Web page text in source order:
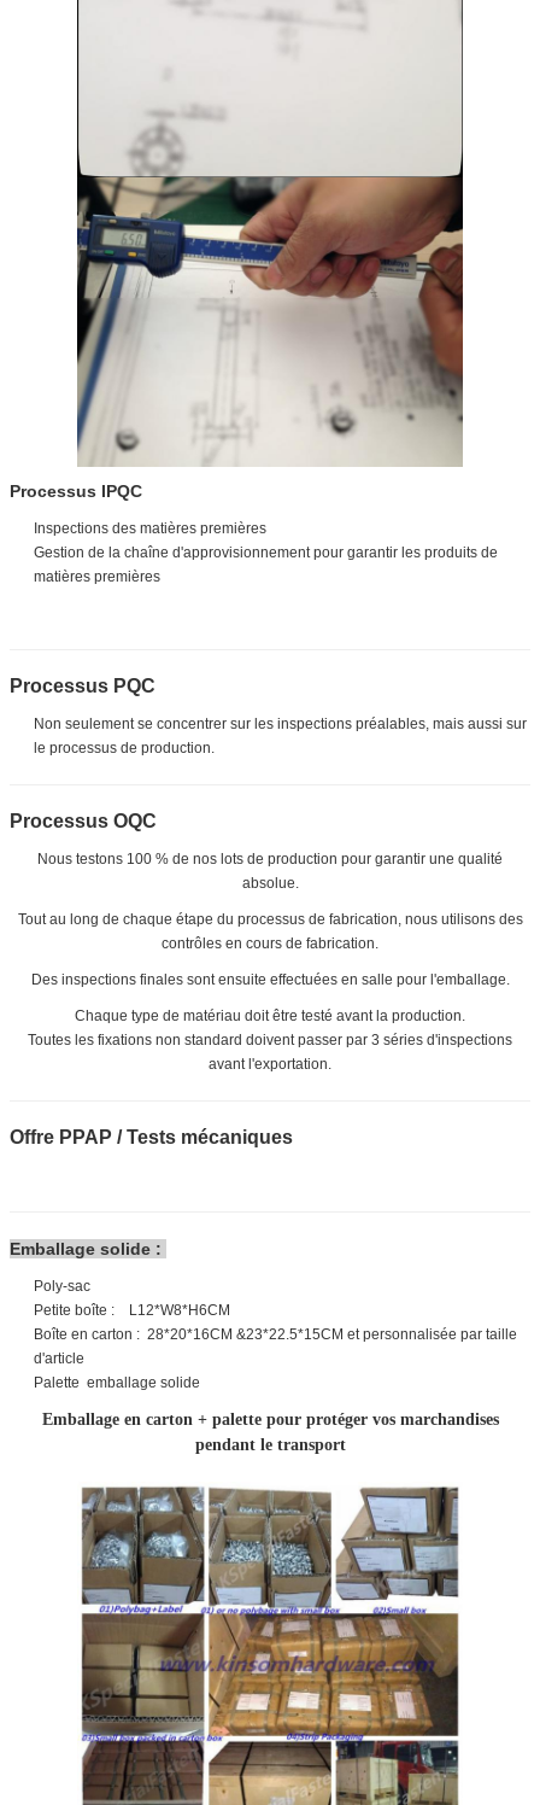
Processus IPQC
Inspections des matières premières
Gestion de la chaîne d'approvisionnement pour garantir les produits de
matières premières
Processus PQC
Non seulement se concentrer sur les inspections préalables, mais aussi sur
le processus de production.
Processus OQC
Nous testons 100 % de nos lots de production pour garantir une qualité
absolue.
Tout au long de chaque étape du processus de fabrication, nous utilisons des
contrôles en cours de fabrication.
Des inspections finales sont ensuite effectuées en salle pour l'emballage.
Chaque type de matériau doit être testé avant la production.
Toutes les fixations non standard doivent passer par 3 séries d'inspections
avant l'exportation.
Offre PPAP / Tests mécaniques
Emballage solide :
Poly-sac
Petite boîte : L12*W8*H6CM
Boîte en carton : 28*20*16CM &23*22.5*15CM et personnalisée par taille
d'article
Palette emballage solide
Emballage en carton + palette pour protéger vos marchandises
pendant le transport